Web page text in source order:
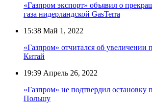
«Газпром экспорт» объявил о
газа нидерландской GasTerra
15:38 Май 1, 2022
«Газпром» отчитался об увеличении
Китай
19:39 Апрель 26, 2022
«Газпром» не подтвердил остановку
Польшу